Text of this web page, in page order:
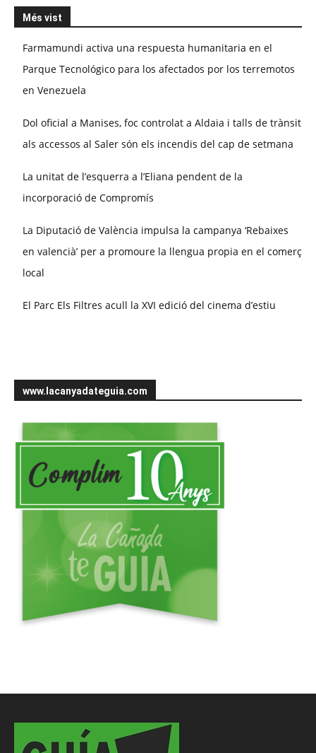
Més vist
Farmamundi activa una respuesta humanitaria en el
Parque Tecnológico para los afectados por los terremotos
en Venezuela
Dol oficial a Manises, foc controlat a Aldaia i talls de trànsit
als accessos al Saler són els incendis del cap de setmana
La unitat de l’esquerra a l’Eliana pendent de la
incorporació de Compromís
La Diputació de València impulsa la campanya ‘Rebaixes
en valencià’ per a promoure la llengua propia en el comerç
local
El Parc Els Filtres acull la XVI edició del cinema d’estiu
www.lacanyadateguia.com